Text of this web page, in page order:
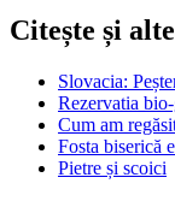
Citește și
Slovacia:
Rezervatia
Cum am
Fosta biserică
Pietre și scoici